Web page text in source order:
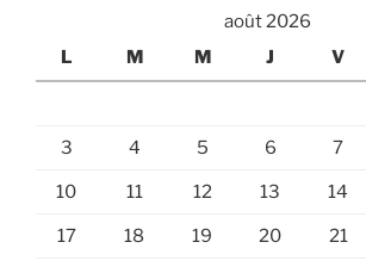
août 2026
L
M M J V
3 4 5 6 7
10 11 12 13 14
17 18 19 20 21